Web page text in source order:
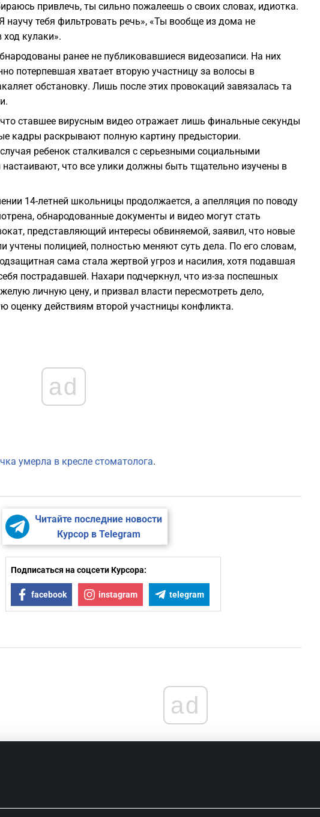
привлечь, ты сильно пожалеешь о своих словах, идиотка.
научу тебя фильтровать речь», «Ты вообще из дома не
кулаки».
ранее не публиковавшиеся видеозаписи. На них
потерпевшая хватает вторую участницу за волосы в
обстановку. Лишь после этих провокаций завязалась та
ставшее вирусным видео отражает лишь финальные секунды
кадры раскрывают полную картину предыстории.
ребенок сталкивался с серьезными социальными
что все улики должны быть тщательно изучены в
14-летней школьницы продолжается, а апелляция по поводу
обнародованные документы и видео могут стать
представляющий интересы обвиняемой, заявил, что новые
учтены полицией, полностью меняют суть дела. По его словам,
сама стала жертвой угроз и насилия, хотя подавшая
пострадавшей. Нахари подчеркнул, что из-за поспешных
личную цену, и призвал власти пересмотреть дело,
оценку действиям второй участницы конфликта.
ad
умерла в кресле стоматолога.
Читайте последние новости
Курсор в Telegram
Подписаться на соцсети Курсора:
facebook instagram telegram
ad